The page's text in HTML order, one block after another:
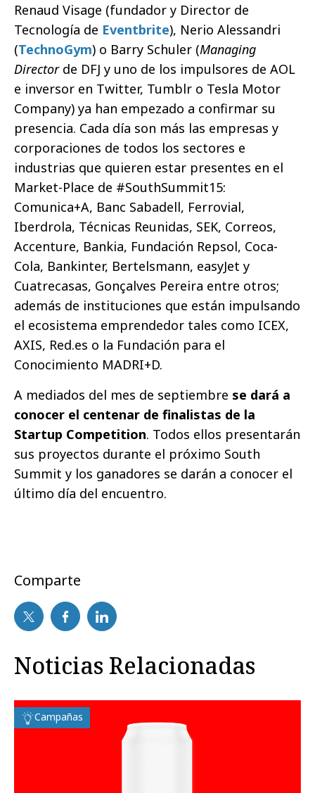
Renaud Visage (fundador y Director de
Tecnología de Eventbrite), Nerio Alessandri
(TechnoGym) o Barry Schuler (Managing
Director de DFJ y uno de los impulsores de AOL
e inversor en Twitter, Tumblr o Tesla Motor
Company) ya han empezado a confirmar su
presencia. Cada día son más las empresas y
corporaciones de todos los sectores e
industrias que quieren estar presentes en el
Market-Place de #SouthSummit15:
Comunica+A, Banc Sabadell, Ferrovial,
Iberdrola, Técnicas Reunidas, SEK, Correos,
Accenture, Bankia, Fundación Repsol, Coca-
Cola, Bankinter, Bertelsmann, easyJet y
Cuatrecasas, Gonçalves Pereira entre otros;
además de instituciones que están impulsando
el ecosistema emprendedor tales como ICEX,
AXIS, Red.es o la Fundación para el
Conocimiento MADRI+D.
A mediados del mes de septiembre se dará a
conocer el centenar de finalistas de la
Startup Competition. Todos ellos presentarán
sus proyectos durante el próximo South
Summit y los ganadores se darán a conocer el
último día del encuentro.
Comparte
Noticias Relacionadas
Campañas